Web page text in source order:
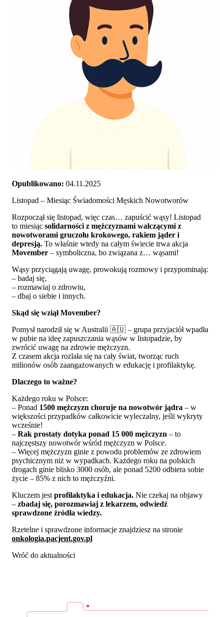
Opublikowano: 04.11.2025
Listopad – Miesiąc Świadomości Męskich Nowotworów
Rozpoczął się listopad, więc czas… zapuścić wąsy! Listopad
to miesiąc solidarności z mężczyznami walczącymi z
nowotworami gruczołu krokowego, rakiem jąder i
depresją. To właśnie wtedy na całym świecie trwa akcja
Movember – symboliczna, bo związana z… wąsami!
Wąsy przyciągają uwagę, prowokują rozmowy i przypominają:
– badaj się,
– rozmawiaj o zdrowiu,
– dbaj o siebie i innych.
Skąd się wziął Movember?
Pomysł narodził się w Australii 🇦🇺 – grupa przyjaciół wpadła
w pubie na ideę zapuszczania wąsów w listopadzie, by
zwrócić uwagę na zdrowie mężczyzn.
Z czasem akcja rozlała się na cały świat, tworząc ruch
milionów osób zaangażowanych w edukację i profilaktykę.
Dlaczego to ważne?
Każdego roku w Polsce:
– Ponad 1500 mężczyzn choruje na nowotwór jądra – w
większości przypadków całkowicie wyleczalny, jeśli wykryty
wcześnie!
– Rak prostaty dotyka ponad 15 000 mężczyzn – to
najczęstszy nowotwór wśród mężczyzn w Polsce.
– Więcej mężczyzn ginie z powodu problemów ze zdrowiem
psychicznym niż w wypadkach. Każdego roku na polskich
drogach ginie blisko 3000 osób, ale ponad 5200 odbiera sobie
życie – 85% z nich to mężczyźni.
Kluczem jest profilaktyka i edukacja. Nie czekaj na objawy
– zbadaj się, porozmawiaj z lekarzem, odwiedź
sprawdzone źródła wiedzy.
Rzetelne i sprawdzone informacje znajdziesz na stronie
onkologia.pacjent.gov.pl
Wróć do aktualności